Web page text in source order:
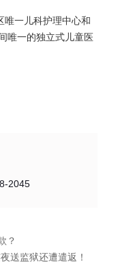
唯一儿科护理中心和
唯一的独立式儿童医
2045
？
送监狱还遭遣返！